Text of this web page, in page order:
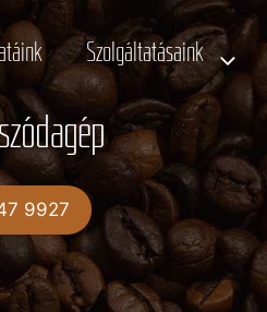
Szolgáltatásaink
9927